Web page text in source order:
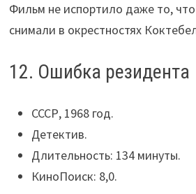
Фильм не испортило даже то,
снимали в окрестностях
12. Ошибка резидента
СССР, 1968 год.
Детектив.
Длительность: 134 минуты.
КиноПоиск: 8,0.